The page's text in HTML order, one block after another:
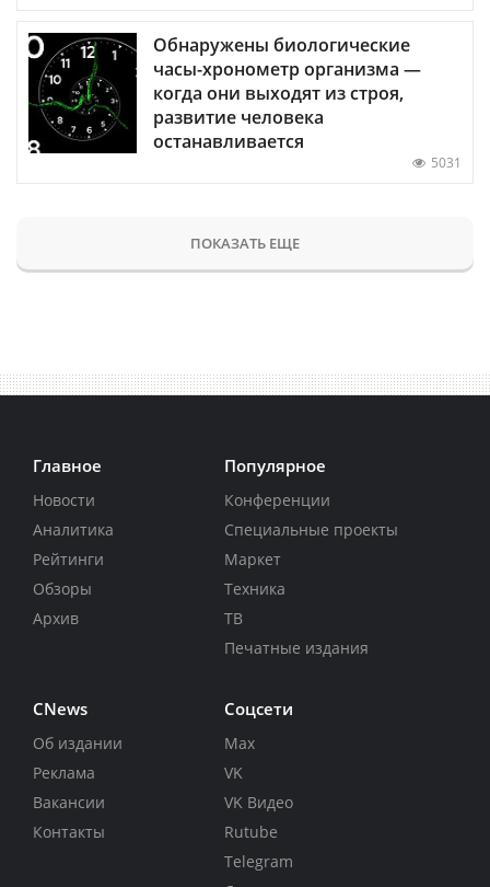
Обнаружены биологические
часы-хронометр организма —
когда они выходят из строя,
развитие человека
останавливается
5031
ПОКАЗАТЬ ЕЩЕ
Главное
Новости
Аналитика
Рейтинги
Обзоры
Архив
Популярное
Конференции
Специальные проекты
Маркет
Техника
ТВ
Печатные издания
CNews
Об издании
Реклама
Вакансии
Контакты
Соцсети
Max
VK
VK Видео
Rutube
Telegram